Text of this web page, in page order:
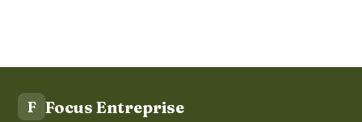
F Focus Entreprise